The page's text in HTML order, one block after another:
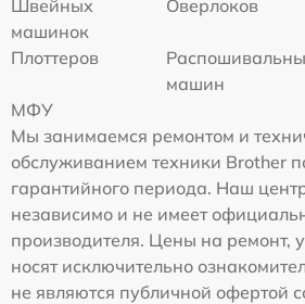
Швейных
машинок
Оверлоков
Плоттеров
машин
МФУ
Мы занимаемся ремонтом и
обслуживанием техники Brother
гарантийного периода. Наш
независимо и не имеет
производителя. Цены на ремонт,
носят исключительно
не являются публичной офертой